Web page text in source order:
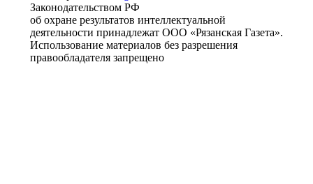
Законодательством РФ
об охране результатов интеллектуальной
деятельности принадлежат ООО «Рязанская Газета».
Использование материалов без разрешения
правообладателя запрещено